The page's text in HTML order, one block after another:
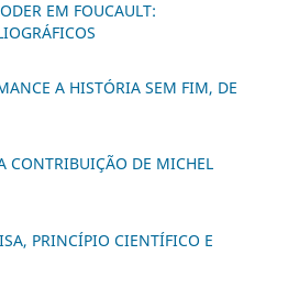
EM FOUCAULT:
A HISTÓRIA SEM FIM, DE
CONTRIBUIÇÃO DE MICHEL
PRINCÍPIO CIENTÍFICO E